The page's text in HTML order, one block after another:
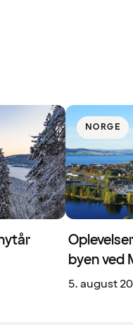
NORGE
byen ved
5. august